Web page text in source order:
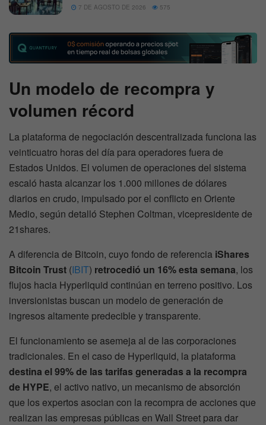
7 DE AGOSTO DE 2026 575
Un modelo de recompra y
volumen récord
La plataforma de negociación descentralizada funciona las
veinticuatro horas del día para operadores fuera de
Estados Unidos. El volumen de operaciones del sistema
escaló hasta alcanzar los 1.000 millones de dólares
diarios en crudo, impulsado por el conflicto en Oriente
Medio, según detalló Stephen Coltman, vicepresidente de
21shares.
A diferencia de Bitcoin, cuyo fondo de referencia iShares
Bitcoin Trust (IBIT) retrocedió un 16% esta semana, los
flujos hacia Hyperliquid continúan en terreno positivo. Los
inversionistas buscan un modelo de generación de
ingresos altamente predecible y transparente.
El funcionamiento se asemeja al de las corporaciones
tradicionales. En el caso de Hyperliquid, la plataforma
destina el 99% de las tarifas generadas a la recompra
de HYPE, el activo nativo, un mecanismo de absorción
que los expertos asocian con la recompra de acciones que
realizan las empresas públicas en Wall Street para dar